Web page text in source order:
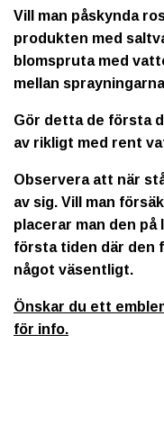
Vill man påskynda
produkten med
blomspruta med
mellan
Gör detta de första
av rikligt med rent
Observera att när
av sig. Vill man
placerar man den
första tiden där den
något väsentligt.
Önskar du ett
för info.